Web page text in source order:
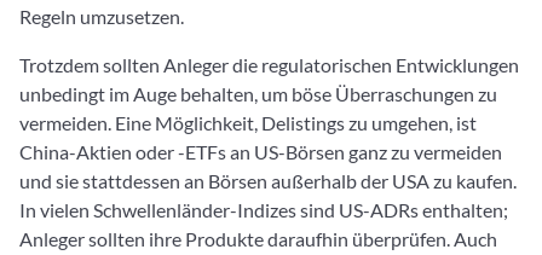
Regeln umzusetzen.
Trotzdem sollten Anleger die regulatorischen Entwicklungen
unbedingt im Auge behalten, um böse Überraschungen zu
vermeiden. Eine Möglichkeit, Delistings zu umgehen, ist
China-Aktien oder -ETFs an US-Börsen ganz zu vermeiden
und sie stattdessen an Börsen außerhalb der USA zu kaufen.
In vielen Schwellenländer-Indizes sind US-ADRs enthalten;
Anleger sollten ihre Produkte daraufhin überprüfen. Auch